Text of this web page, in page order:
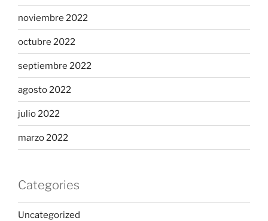
noviembre 2022
octubre 2022
septiembre 2022
agosto 2022
julio 2022
marzo 2022
Categories
Uncategorized